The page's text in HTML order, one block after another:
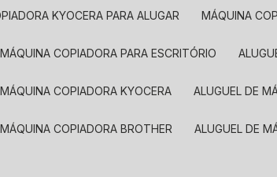
KYOCERA PARA ALUGAR MÁQUINA
MÁQUINA COPIADORA PARA ESCRITÓRIO
MÁQUINA COPIADORA KYOCERA ALUGUEL DE
MÁQUINA COPIADORA BROTHER ALUGUEL DE